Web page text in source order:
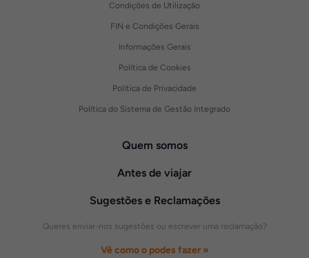
Condições de Utilização
FIN e Condições Gerais
Informações Gerais
Política de Cookies
Política de Privacidade
Política do Sistema de Gestão Integrado
Quem somos
Antes de viajar
Sugestões e Reclamações
Queres enviar-nos sugestões ou escrever uma reclamação?
Vê como o podes fazer »